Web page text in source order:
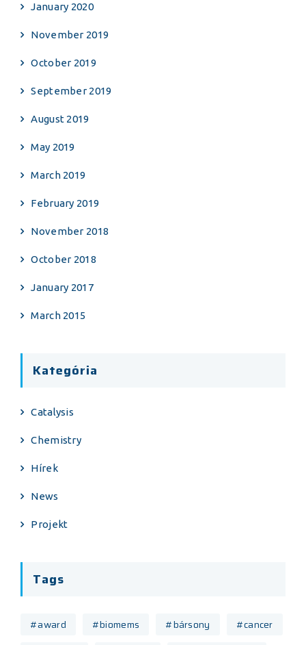
January 2020
November 2019
October 2019
September 2019
August 2019
May 2019
March 2019
February 2019
November 2018
October 2018
January 2017
March 2015
Kategória
Catalysis
Chemistry
Hírek
News
Projekt
Tags
#award #biomems #bársony
#cancer